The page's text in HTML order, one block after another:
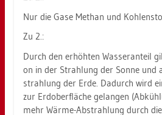
Nur die Gase Me­than und
Zu 2.:
Durch den er­höh­ten Was­ser­an­teil
on in der Strah­lung der Sonne und
strah­lung der Erde. Da­durch wird
zur Erd­ober­flä­che ge­lan­gen
mehr Wärme-Ab­strah­lung durch